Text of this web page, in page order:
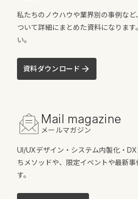
私たちのノウハウや業界別の事例な
ついて詳細にまとめた資料になりま
い。
資料ダウンロード
Mail magazine
メールマガジン
UI/UXデザイン・システム内製化・
ちメソッドや、限定イベントや最新
す。